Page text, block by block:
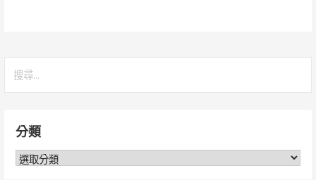
字:分類
分